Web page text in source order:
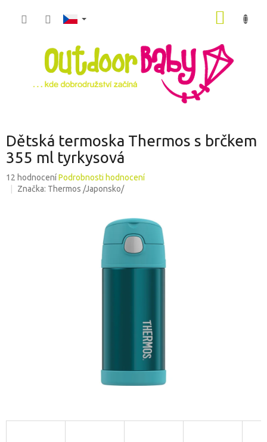
Dětská termoska Thermos s brčkem
355 ml tyrkysová
Průměrné
hodnocení
12 hodnoceníPodrobnosti hodnocení
Značka: Thermos /Japonsko/